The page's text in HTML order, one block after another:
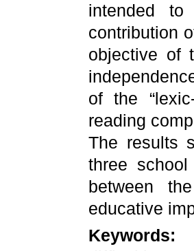
intended to
contribution
objective of
of the
reading
The results
three
between
educative